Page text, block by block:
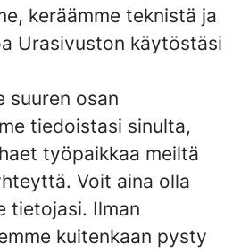
keräämme teknistä ja
Urasivuston käytöstäsi
suuren osan
tiedoistasi sinulta,
työpaikkaa meiltä
Voit aina olla
tietojasi. Ilman
kuitenkaan pysty